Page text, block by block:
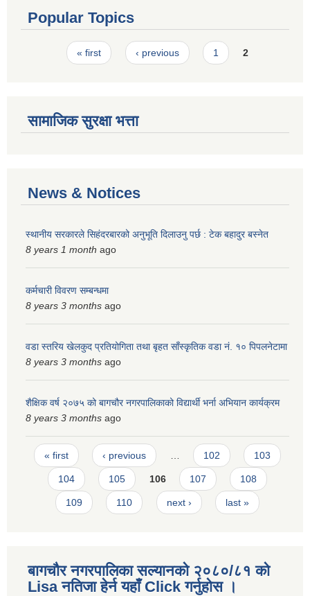
Popular Topics
Pages« first ‹ previous 1 2
सामाजिक सुरक्षा भत्ता
News & Notices
स्थानीय सरकारले सिहंदरबारको अनुभूति दिलाउनु पर्छ : टेक बहादुर बस्नेत
8 years 1 month ago
कर्मचारी विवरण सम्बन्धमा
8 years 3 months ago
वडा स्तरिय खेलकुद प्रतियोगिता तथा बृहत साँस्कृतिक वडा नं. १० पिपलनेटामा
8 years 3 months ago
शैक्षिक वर्ष २०७५ को बागचौर नगरपालिकाको विद्यार्थी भर्ना अभियान कार्यक्रम
8 years 3 months ago
Pages
« first ‹ previous … 102 103
104 105 106 107 108
109 110 next › last »
बागचौर नगरपालिका सल्यानको २०८०/८१ को
Lisa नतिजा हेर्न यहाँ Click गर्नुहोस ।